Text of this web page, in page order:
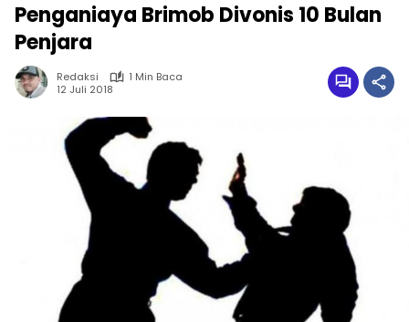
Penganiaya Brimob Divonis 10 Bulan
Penjara
Redaksi
1 Min Baca
12 Juli 2018